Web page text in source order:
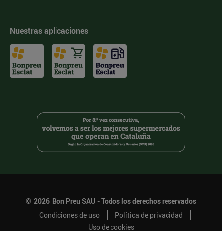
Nuestras aplicaciones
© 2026 Bon Preu SAU - Todos los derechos reservados
Condiciones de uso
Política de privacidad
Uso de cookies